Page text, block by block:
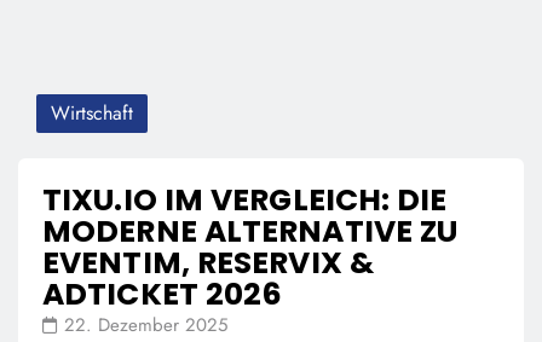
Wirtschaft
TIXU.IO IM VERGLEICH: DIE
MODERNE ALTERNATIVE ZU
EVENTIM, RESERVIX &
ADTICKET 2026
22. Dezember 2025